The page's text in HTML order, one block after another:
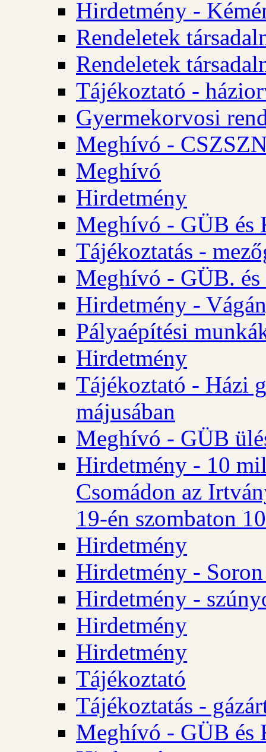
Hirdetmény -
Rendeletek
Rendeletek
Tájékoztató -
Gyermekorvosi
Meghívó -
Meghívó
Hirdetmény
Meghívó - GÜB és
Tájékoztatás -
Meghívó - GÜB.
Hirdetmény -
Pályaépítési
Hirdetmény
Tájékoztató - Házi
májusában
Meghívó - GÜB
Hirdetmény - 10
Csomádon az
19-én szombaton
Hirdetmény
Hirdetmény -
Hirdetmény -
Hirdetmény
Hirdetmény
Tájékoztató
Tájékoztatás -
Meghívó - GÜB és